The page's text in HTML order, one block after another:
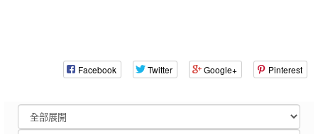
Facebook Twitter Google+ Pinterest